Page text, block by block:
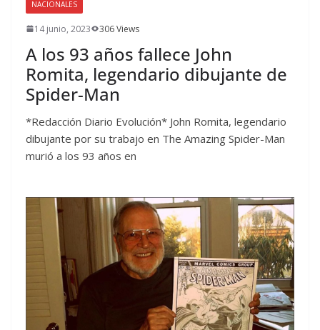
NACIONALES
14 junio, 2023 306 Views
A los 93 años fallece John
Romita, legendario dibujante de
Spider-Man
*Redacción Diario Evolución* John Romita, legendario
dibujante por su trabajo en The Amazing Spider-Man
murió a los 93 años en